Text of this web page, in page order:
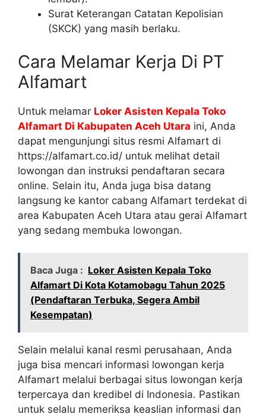
Surat Keterangan Catatan Kepolisian
(SKCK) yang masih berlaku.
Cara Melamar Kerja Di PT
Alfamart
Untuk melamar Loker Asisten Kepala Toko
Alfamart Di Kabupaten Aceh Utara ini, Anda
dapat mengunjungi situs resmi Alfamart di
https://alfamart.co.id/ untuk melihat detail
lowongan dan instruksi pendaftaran secara
online. Selain itu, Anda juga bisa datang
langsung ke kantor cabang Alfamart terdekat di
area Kabupaten Aceh Utara atau gerai Alfamart
yang sedang membuka lowongan.
Baca Juga : Loker Asisten Kepala Toko
Alfamart Di Kota Kotamobagu Tahun 2025
(Pendaftaran Terbuka, Segera Ambil
Kesempatan)
Selain melalui kanal resmi perusahaan, Anda
juga bisa mencari informasi lowongan kerja
Alfamart melalui berbagai situs lowongan kerja
terpercaya dan kredibel di Indonesia. Pastikan
untuk selalu memeriksa keaslian informasi dan